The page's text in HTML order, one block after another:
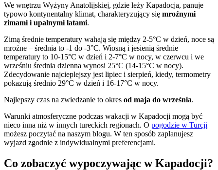
We wnętrzu Wyżyny Anatolijskiej, gdzie leży Kapadocja, panuje
typowo kontynentalny klimat, charakteryzujący się mroźnymi
zimami i upalnymi latami.
Zimą średnie temperatury wahają się między 2-5°C w dzień, noce są
mroźne – średnia to -1 do -3°C. Wiosną i jesienią średnie
temperatury to 10-15°C w dzień i 2-7°C w nocy, w czerwcu i we
wrześniu średnia dzienna wynosi 25°C (14-15°C w nocy).
Zdecydowanie najcieplejszy jest lipiec i sierpień, kiedy, termometry
pokazują średnio 29°C w dzień i 16-17°C w nocy.
Najlepszy czas na zwiedzanie to okres od maja do września.
Warunki atmosferyczne podczas wakacji w Kapadocji mogą być
nieco inna niż w innych tureckich regionach. O pogodzie w Turcji
możesz poczytać na naszym blogu. W ten sposób zaplanujesz
wyjazd zgodnie z indywidualnymi preferencjami.
Co zobaczyć wypoczywając w Kapadocji?